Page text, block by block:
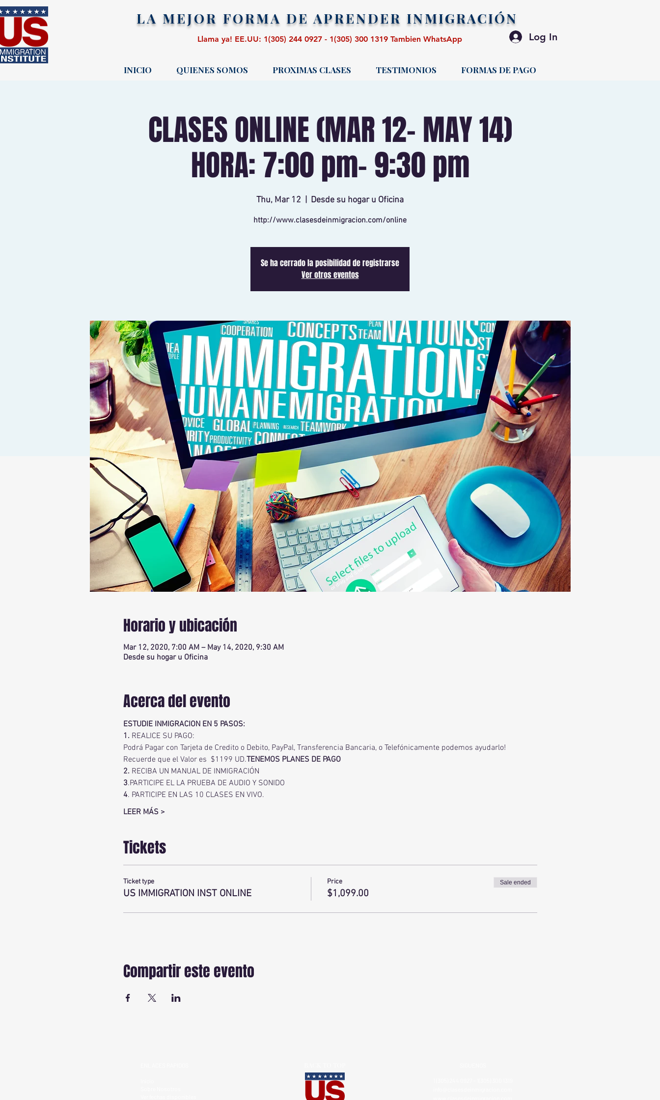
LA MEJOR FORMA DE APRENDER INMIGRACIÓN
Llama ya! EE.UU: 1(305) 244 0927 - 1(305) 300 1319 Tambien WhatsApp Log In
INICIO QUIENES SOMOS PROXIMAS CLASES TESTIMONIOS FORMAS DE PAGO
CLASES ONLINE (MAR 12- MAY 14)
HORA: 7:00 pm- 9:30 pm
Thu, Mar 12 Desde su hogar u Oficina
http://www.clasesdeinmigracion.com/online
Se ha cerrado la posibilidad de registrarse
Ver otros eventos
Horario y ubicación
Mar 12, 2020, 7:00 AM – May 14, 2020, 9:30 AM
Desde su hogar u Oficina
Acerca del evento
ESTUDIE INMIGRACION EN 5 PASOS:
1. REALICE SU PAGO:
Podrá Pagar con Tarjeta de Credito o Debito, PayPal, Transferencia Bancaria, o Telefónicamente podemos ayudarlo!
Recuerde que el Valor es  $1199 UD.TENEMOS PLANES DE PAGO
2. RECIBA UN MANUAL DE INMIGRACIÓN
3.PARTICIPE EL LA PRUEBA DE AUDIO Y SONIDO
4. PARTICIPE EN LAS 10 CLASES EN VIVO.
LEER MÁS >
Tickets
Ticket type
US IMMIGRATION INST ONLINE
Price
$1,099.00
Sale ended
Compartir este evento